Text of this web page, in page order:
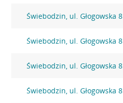
Świebodzin, ul. Głogowska 8
Świebodzin, ul. Głogowska 8
Świebodzin, ul. Głogowska 8
Świebodzin, ul. Głogowska 8